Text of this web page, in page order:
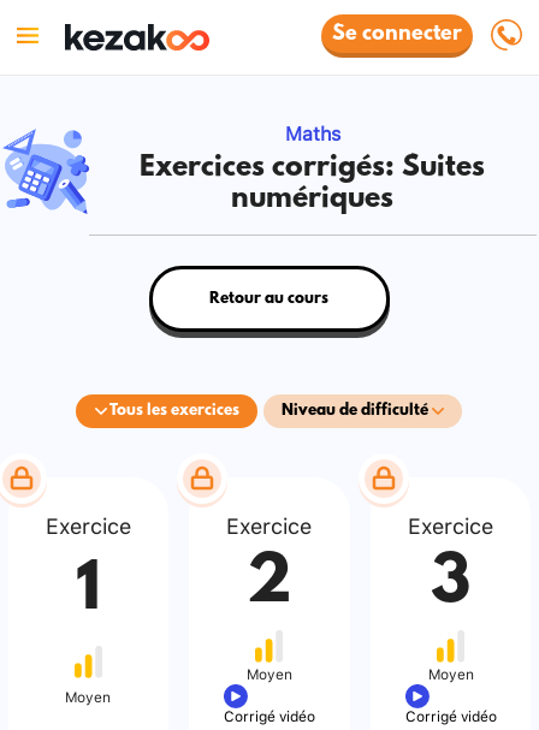
Se connecter
Maths
Exercices corrigés: Suites
numériques
Tous les exercices Niveau de difficulté
Retour au cours
Exercice
1
Moyen
Exercice
2
Moyen
Corrigé vidéo
Exercice
3
Moyen
Corrigé vidéo